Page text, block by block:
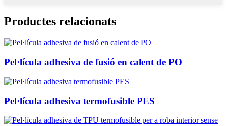
Productes relacionats
Pel·lícula adhesiva de fusió en calent de PO
Pel·lícula adhesiva termofusible PES